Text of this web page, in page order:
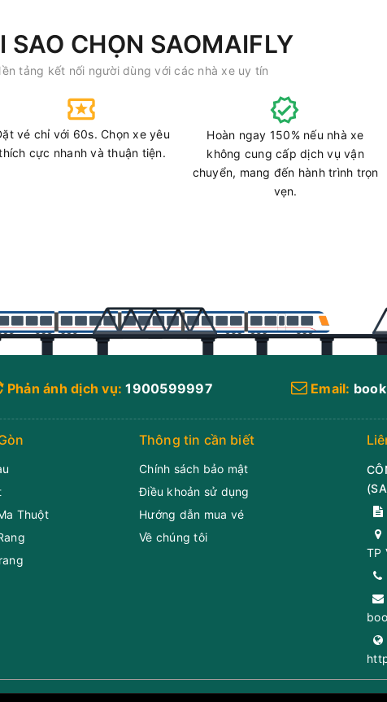
SAO CHỌN SAOMAIFLY
tảng kết nối người dùng với các nhà xe uy tín
vé chỉ với 60s. Chọn xe yêu
cực nhanh và thuận tiện.
Hoàn ngay 150% nếu nhà xe
không cung cấp dịch vụ vận
chuyển, mang đến hành trình trọn
vẹn.
Phản ánh dịch vụ: 1900599997 Email:
Thuột
Thông tin cần biết
Chính sách bảo mật
Điều khoản sử dụng
Hướng dẫn mua vé
Về chúng tôi
(
TP